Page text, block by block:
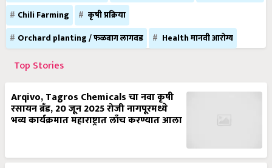
Chili Farming
कृषी प्रक्रिया
Orchard planting / फळबाग लागवड
Health मानवी आरोग्य
Top Stories
Arqivo, Tagros Chemicals चा नवा कृषी
रसायन ब्रँड, 20 जून 2025 रोजी नागपूरमध्ये
भव्य कार्यक्रमात महाराष्ट्रात लाँच करण्यात आला